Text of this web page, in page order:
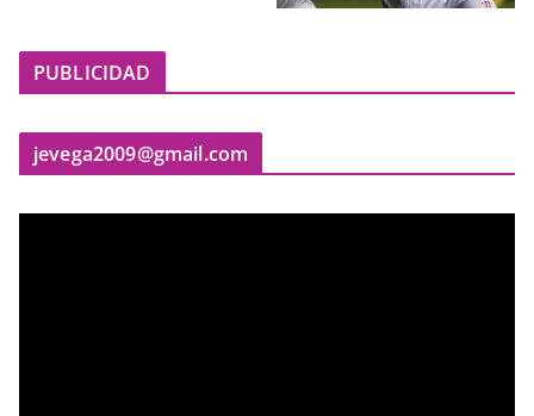
PUBLICIDAD
jevega2009@gmail.com